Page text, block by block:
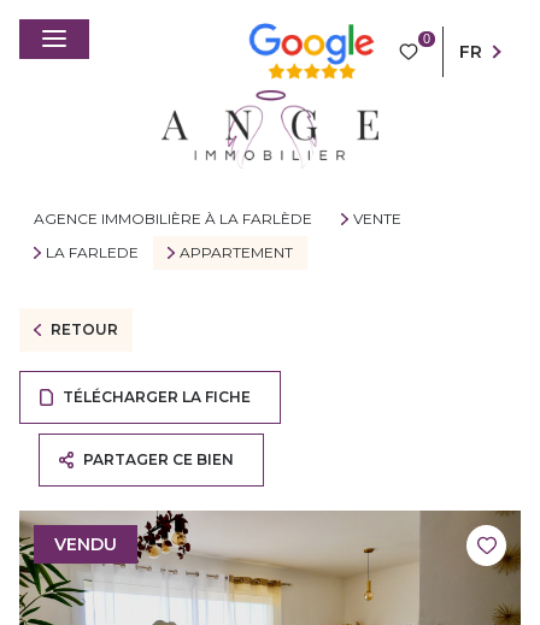
0
FR
AGENCE IMMOBILIÈRE À LA FARLÈDE
VENTE
LA FARLEDE
APPARTEMENT
RETOUR
TÉLÉCHARGER LA FICHE
PARTAGER CE BIEN
VENDU